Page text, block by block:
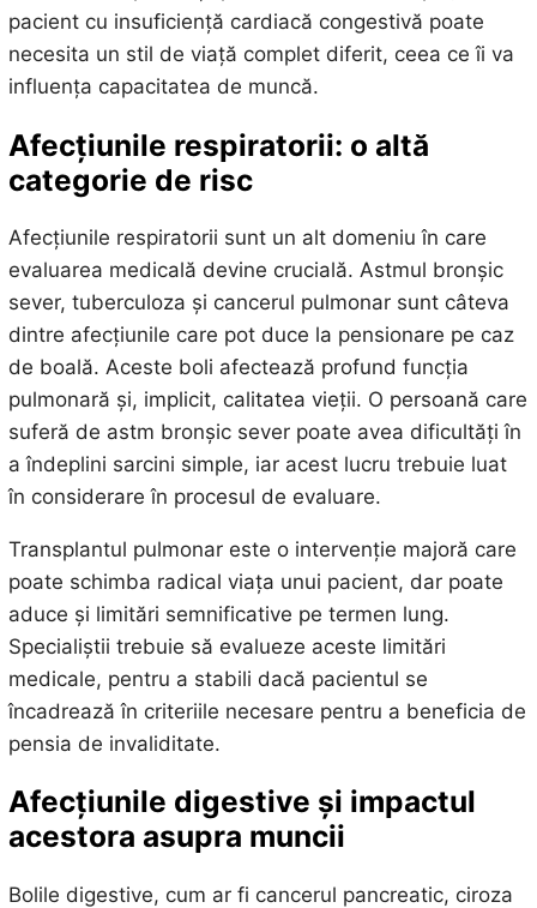
pacient cu insuficiență cardiacă congestivă poate
necesita un stil de viață complet diferit, ceea ce îi va
influența capacitatea de muncă.
Afecțiunile respiratorii: o altă
categorie de risc
Afecțiunile respiratorii sunt un alt domeniu în care
evaluarea medicală devine crucială. Astmul bronșic
sever, tuberculoza și cancerul pulmonar sunt câteva
dintre afecțiunile care pot duce la pensionare pe caz
de boală. Aceste boli afectează profund funcția
pulmonară și, implicit, calitatea vieții. O persoană care
suferă de astm bronșic sever poate avea dificultăți în
a îndeplini sarcini simple, iar acest lucru trebuie luat
în considerare în procesul de evaluare.
Transplantul pulmonar este o intervenție majoră care
poate schimba radical viața unui pacient, dar poate
aduce și limitări semnificative pe termen lung.
Specialiștii trebuie să evalueze aceste limitări
medicale, pentru a stabili dacă pacientul se
încadrează în criteriile necesare pentru a beneficia de
pensia de invaliditate.
Afecțiunile digestive și impactul
acestora asupra muncii
Bolile digestive, cum ar fi cancerul pancreatic, ciroza